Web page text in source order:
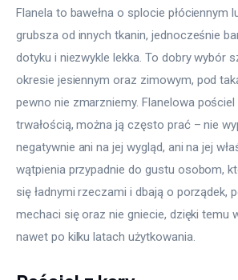
Flanela to bawełna o splocie płóciennym
grubsza od innych tkanin, jednocześnie
dotyku i niezwykle lekka. To dobry wybór
okresie jesiennym oraz zimowym, pod
pewno nie zmarzniemy. Flanelowa
trwałością, można ją często prać – nie
negatywnie ani na jej wygląd, ani na jej
wątpienia przypadnie do gustu osobom,
się ładnymi rzeczami i dbają o porządek,
mechaci się oraz nie gniecie, dzięki temu
nawet po kilku latach użytkowania.